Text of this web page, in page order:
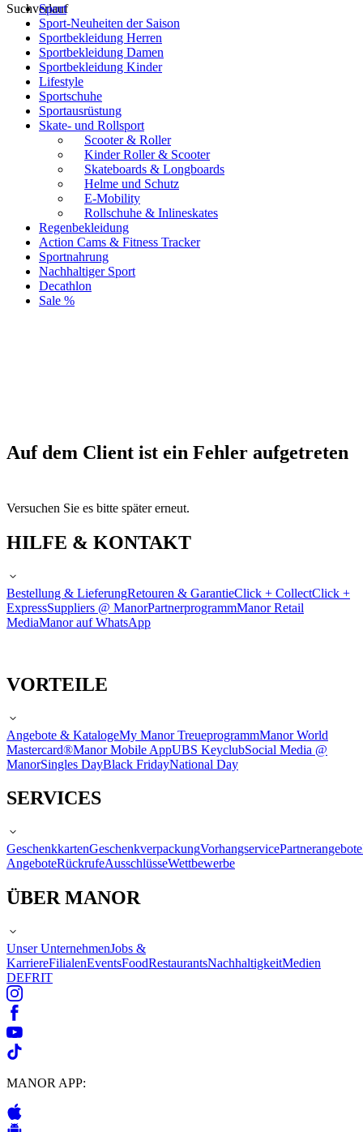
Suchverlauf
Sport
Sport-Neuheiten der Saison
Sportbekleidung Herren
Sportbekleidung Damen
Sportbekleidung Kinder
Lifestyle
Sportschuhe
Sportausrüstung
Skate- und Rollsport
Scooter & Roller
Kinder Roller & Scooter
Skateboards & Longboards
Helme und Schutz
E-Mobility
Rollschuhe & Inlineskates
Regenbekleidung
Action Cams & Fitness Tracker
Sportnahrung
Nachhaltiger Sport
Decathlon
Sale %
Auf dem Client ist ein Fehler aufgetreten
Versuchen Sie es bitte später erneut.
HILFE & KONTAKT
Bestellung & LieferungRetouren & GarantieClick + CollectClick +
ExpressSuppliers @ ManorPartnerprogrammManor Retail
MediaManor auf WhatsApp
VORTEILE
Angebote & KatalogeMy Manor TreueprogrammManor World
Mastercard®Manor Mobile AppUBS KeyclubSocial Media @
ManorSingles DayBlack FridayNational Day
SERVICES
GeschenkkartenGeschenkverpackungVorhangservicePartnerangebote
AngeboteRückrufeAusschlüsseWettbewerbe
ÜBER MANOR
Unser UnternehmenJobs &
KarriereFilialenEventsFoodRestaurantsNachhaltigkeitMedien
DEFRIT
MANOR APP: